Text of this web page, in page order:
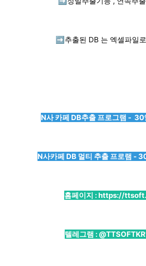
➡️ 추출된 DB 는 엑셀파일
N사 카페 DB추출 프로그램 -
N사카페 DB 멀티 추출 프로램 -
홈페이지 :https://
텔레그램 :